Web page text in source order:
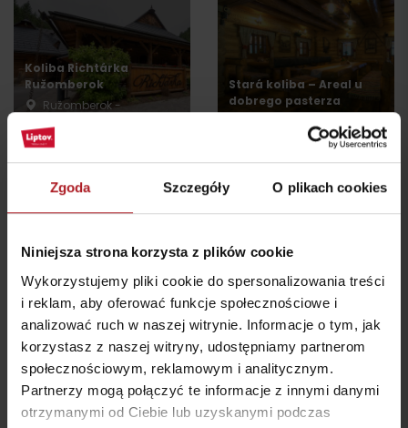
Zgoda Szczegóły O plikach cookies
Niniejsza strona korzysta z plików cookie
Wykorzystujemy pliki cookie do spersonalizowania treści
i reklam, aby oferować funkcje społecznościowe i
analizować ruch w naszej witrynie. Informacje o tym, jak
korzystasz z naszej witryny, udostępniamy partnerom
społecznościowym, reklamowym i analitycznym.
Partnerzy mogą połączyć te informacje z innymi danymi
otrzymanymi od Ciebie lub uzyskanymi podczas
Koliba Richtárka
Ružomberok
Ružomberok -
Stará koliba – Areal u
dobrego pasterza
wszystkie miejsca do jedzenia i picia
Atrakcje i relaks w pobliżu:
Malinô Brdo ski & bike
Ružomberok
Letnie aktywności w
Malinno Brdo
Ružomberok